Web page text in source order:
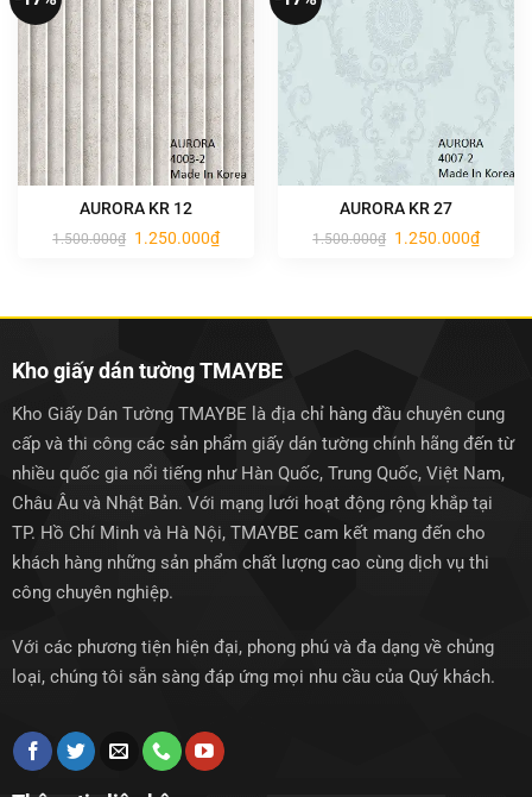
AURORA KR 12
1.500.000₫ Giá
gốc
1.250.000₫Giá
hiện
AURORA KR 27
1.500.000₫ Giá
gốc
1.250.000₫Giá
hiện
Kho giấy dán tường TMAYBE
Kho Giấy Dán Tường TMAYBE là địa chỉ hàng đầu chuyên cung
cấp và thi công các sản phẩm giấy dán tường chính hãng đến từ
nhiều quốc gia nổi tiếng như Hàn Quốc, Trung Quốc, Việt Nam,
Châu Âu và Nhật Bản. Với mạng lưới hoạt động rộng khắp tại
TP. Hồ Chí Minh và Hà Nội, TMAYBE cam kết mang đến cho
khách hàng những sản phẩm chất lượng cao cùng dịch vụ thi
công chuyên nghiệp.
Với các phương tiện hiện đại, phong phú và đa dạng về chủng
loại, chúng tôi sẵn sàng đáp ứng mọi nhu cầu của Quý khách.